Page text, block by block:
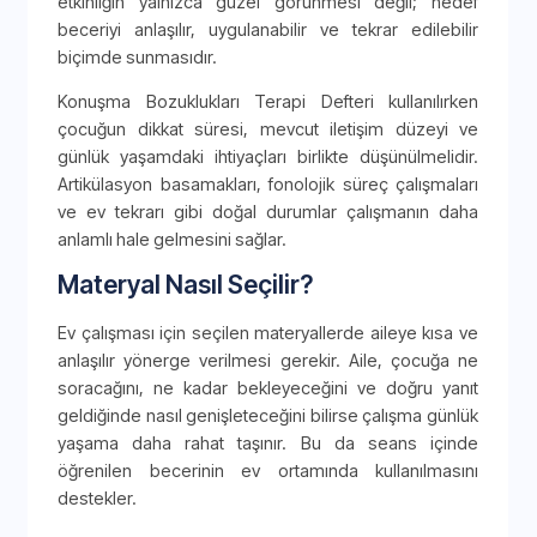
beceriyi anlaşılır, uygulanabilir ve tekrar edilebilir
biçimde sunmasıdır.
Konuşma Bozuklukları Terapi Defteri kullanılırken
çocuğun dikkat süresi, mevcut iletişim düzeyi ve
günlük yaşamdaki ihtiyaçları birlikte düşünülmelidir.
Artikülasyon basamakları, fonolojik süreç çalışmaları
ve ev tekrarı gibi doğal durumlar çalışmanın daha
anlamlı hale gelmesini sağlar.
Materyal Nasıl Seçilir?
Ev çalışması için seçilen materyallerde aileye kısa ve
anlaşılır yönerge verilmesi gerekir. Aile, çocuğa ne
soracağını, ne kadar bekleyeceğini ve doğru yanıt
geldiğinde nasıl genişleteceğini bilirse çalışma günlük
yaşama daha rahat taşınır. Bu da seans içinde
öğrenilen becerinin ev ortamında kullanılmasını
destekler.